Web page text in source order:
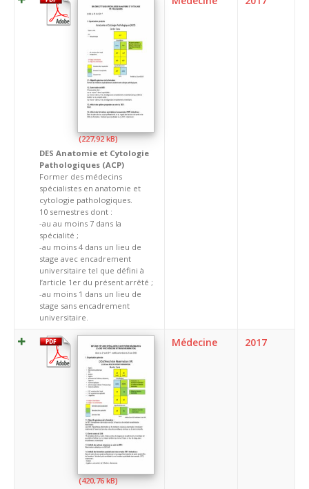
DES Anatomie et Cytologie
Pathologiques (ACP)
Former des médecins
spécialistes en anatomie et
cytologie pathologiques.
10 semestres dont :
-au au moins 7 dans la
spécialité ;
-au moins 4 dans un lieu de
stage avec encadrement
universitaire tel que défini à
l’article 1er du présent arrêté ;
-au moins 1 dans un lieu de
stage sans encadrement
universitaire.
Médecine 2017